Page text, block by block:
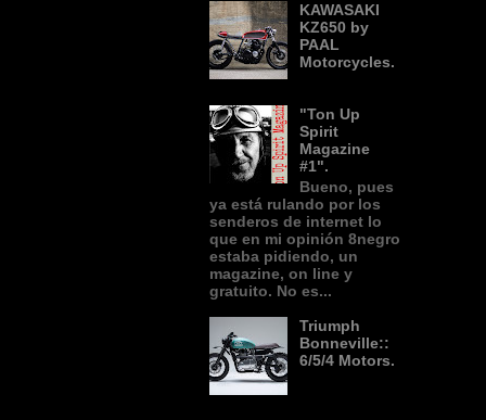
KAWASAKI
KZ650 by
PAAL
Motorcycles.
"Ton Up
Spirit
Magazine
#1".
Bueno, pues
ya está rulando por los
senderos de internet lo
que en mi opinión 8negro
estaba pidiendo, un
magazine, on line y
gratuito. No es...
Triumph
Bonneville::
6/5/4 Motors.